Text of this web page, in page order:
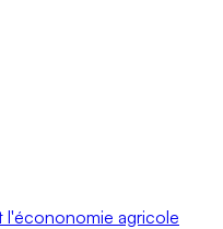
l'écononomie agricole